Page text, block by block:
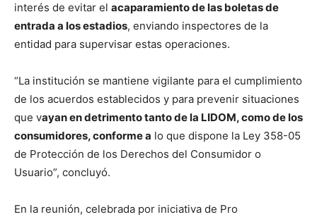
interés de evitar el acaparamiento de las boletas de
entrada a los estadios, enviando inspectores de la
entidad para supervisar estas operaciones.
“La institución se mantiene vigilante para el cumplimiento
de los acuerdos establecidos y para prevenir situaciones
que vayan en detrimento tanto de la LIDOM, como de los
consumidores, conforme a lo que dispone la Ley 358-05
de Protección de los Derechos del Consumidor o
Usuario”, concluyó.
En la reunión, celebrada por iniciativa de Pro